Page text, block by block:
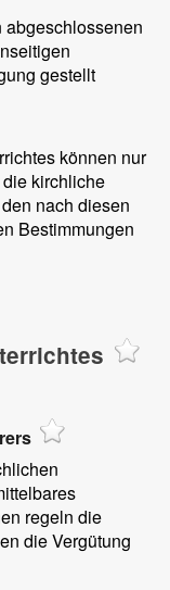
gestellt
können nur
kirchliche
nach diesen
Bestimmungen
regeln die
die Vergütung